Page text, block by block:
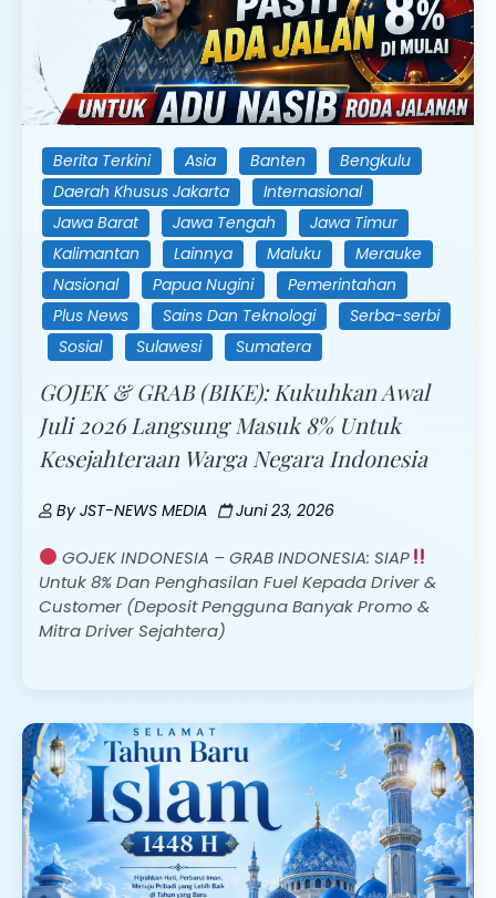
Berita Terkini Asia Banten
Bengkulu
Daerah Khusus Jakarta
Internasional
Jawa Barat
Jawa Tengah
Jawa Timur
Kalimantan
Lainnya Maluku
Merauke
Nasional
Papua Nugini
Pemerintahan
Plus News
Sains Dan Teknologi
Serba-serbi
Sosial
Sulawesi Sumatera
GOJEK & GRAB (BIKE): Kukuhkan Awal
Juli 2026 Langsung Masuk 8% Untuk
Kesejahteraan Warga Negara Indonesia
By JST-NEWS MEDIA Juni 23, 2026
GOJEK INDONESIA – GRAB INDONESIA: SIAP
Untuk 8% Dan Penghasilan Fuel Kepada Driver &
Customer (Deposit Pengguna Banyak Promo &
Mitra Driver Sejahtera)